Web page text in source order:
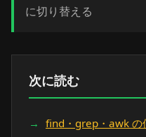
に切り替える
次に読む
find・grep・awk の